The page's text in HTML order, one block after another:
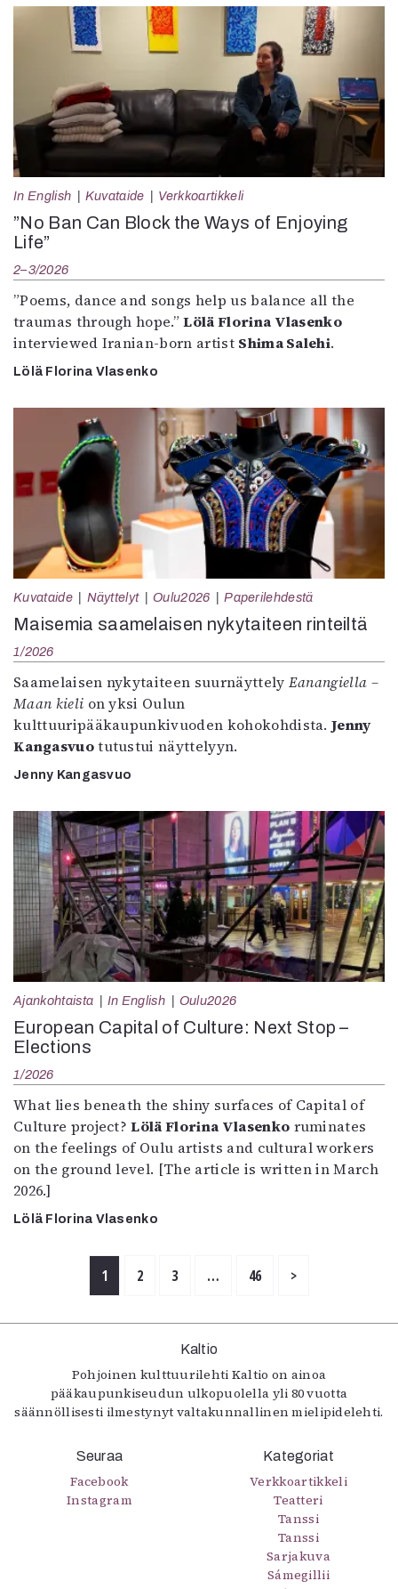
In English Kuvataide Verkkoartikkeli
”No Ban Can Block the Ways of Enjoying
Life”
2–3/2026
”Poems, dance and songs help us balance all the
traumas through hope.”Lölä Florina Vlasenko
interviewed Iranian-born artist Shima Salehi.
Lölä Florina Vlasenko
Kuvataide Näyttelyt Oulu2026 Paperilehdestä
Maisemia saamelaisen nykytaiteen rinteiltä
1/2026
Saamelaisen nykytaiteen suurnäyttely Eanangiella –
Maan kieli on yksi Oulun
kulttuuripääkaupunkivuoden kohokohdista.Jenny
Kangasvuotutustui näyttelyyn.
Jenny Kangasvuo
Ajankohtaista In English Oulu2026
European Capital of Culture: Next Stop –
Elections
1/2026
What lies beneath the shiny surfaces of Capital of
Culture project?Lölä Florina Vlasenko ruminates
on the feelings of Oulu artists and cultural workers
on the ground level. [The article is written in March
2026.]
Lölä Florina Vlasenko
1 2 3 … 46 >
Kaltio
Pohjoinen kulttuurilehti Kaltio on ainoa
pääkaupunkiseudun ulkopuolella yli 80 vuotta
säännöllisesti ilmestynyt valtakunnallinen mielipidelehti.
Seuraa
Facebook
Instagram
Kategoriat
Verkkoartikkeli
Teatteri
Tanssi
Tanssi
Sarjakuva
Sámegillii